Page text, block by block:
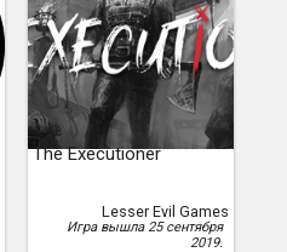
The Executioner
Lesser Evil Games
Игра вышла 25 сентября
2019.